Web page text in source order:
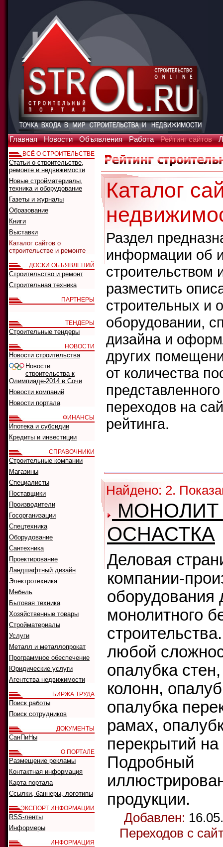
Главная Новости Объявления Работа Рейтинг сайтов
Каталог
Раздел
информации об
разместить
строительных и
оборудовании,
дизайна и
других
от количества
переходов на
рейтинга.
Найдено: 2.
МОНОЛИТ
ОСНАСТКА
Деловая
компании-
оборудования
монолитного
любой
опалубка
колонн,
опалубка
рамах,
перекрытий на
Подробный
продукции.
Добавлен:
Переходов с
ВСЁ О СТРОИТЕЛЬСТВЕ
Статьи о строительстве,
ремонте и недвижимости
Новые стройматериалы,
техника и оборудование
Газеты и журналы
Образование
Книги
Выставки
Каталог сайтов о
строительстве и ремонте
ДОСКИ ОБЪЯВЛЕНИЙ
Строительство и ремонт
Строительная техника
ПАРТНЕРЫ
ТЕНДЕРЫ
Строительные тендеры
НОВОСТИ
Новости строительства
Новости
строительства к
Олимпиаде-2014 в Сочи
Новости компаний
Новости портала
ФИНАНСЫ
Ипотека и субсидии
Кредиты и инвестиции
СПРАВОЧНИКИ
Строительные компании
Магазины
Специалисты
Поставщики
Производители
Госорганизации
Спецтехника
Оборудование
Сантехника
Проектирование
Ландшафтный дизайн
Электротехника
Мебель
Бытовая техника
Хозяйственные товары
Стройматериалы
Услуги
Металл и металлопрокат
Программное обеспечение
Юридические услуги
Агентства недвижимости
БИРЖА ТРУДА
Поиск работы
Поиск сотрудников
ДОКУМЕНТЫ
СанПиНы
О ПОРТАЛЕ
Размещение рекламы
Контактная информация
Карта портала
Ссылки, баннеры, логотипы
ЭКСПОРТ ИНФОРМАЦИИ
RSS-ленты
Информеры
ИНФОРМАЦИЯ